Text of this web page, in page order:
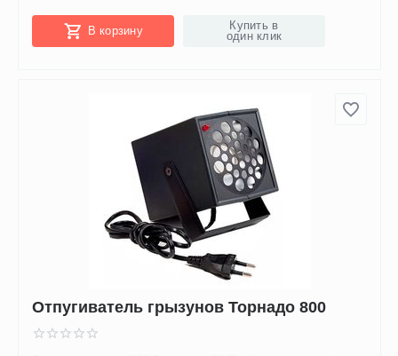
В корзину
Купить в
один клик
Отпугиватель грызунов Торнадо 800